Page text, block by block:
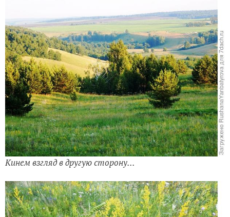
Кинем взгляд в другую сторону...